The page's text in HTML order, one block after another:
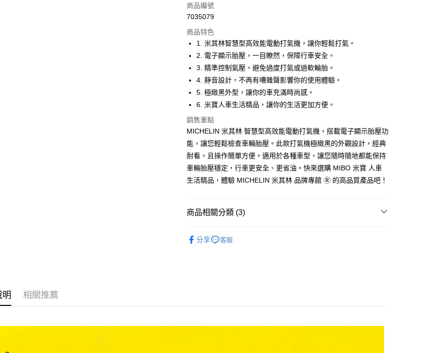
合作金庫商業銀行
華南商業銀行
上海商業儲蓄銀行
國泰世華商業銀行
兆豐國際商業銀行
臺灣中小企業銀行
台中商業銀行
聯邦商業銀行
遠東國際商業銀行
元大商業銀行
永豐商業銀行
玉山商業銀行
星展（台灣）商業銀行
台新國際商業銀行
中國信託商業銀行
超商取貨付款
LINE Pay
Apple Pay
街口支付
悠遊付
Google Pay
全盈+PAY
ATM付款
運送方式
每筆NT$60，滿NT$699(含以上)免運費
商品編號
7035079
商品特色
1. 米其林智慧型高效能電動打氣機，讓你輕鬆打氣。
2. 電子顯示胎壓，一目瞭然，保障行車安全。
3. 精準控制氣壓，避免過度打氣或過軟輪胎。
4. 靜音設計，不再有嘈雜聲影響你的使用體驗。
5. 極緻黑外型，讓你的車充滿時尚感。
6. 米寶人車生活精品，讓你的生活更加方便。
銷售重點
MICHELIN 米其林 智慧型高效能電動打氣機，搭載電子顯示胎壓功
能，讓您輕鬆檢查車輛胎壓。此款打氣機極緻黑的外觀設計，經典
耐看，且操作簡單方便。適用於各種車型，讓您隨時隨地都能保持
車輛胎壓穩定，行車更安全、更省油。快來選購 MIBO 米寶 人車
生活精品，體驗 MICHELIN 米其林 品牌專館 Ⓡ 的高品質產品吧！
商品相關分類 (3)
分享 客服
明 相關推薦